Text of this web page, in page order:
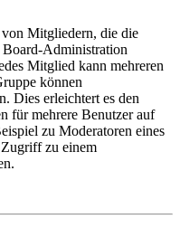
Mitgliedern, die die
Administration
Mitglied kann mehreren
können
Dies erleichtert es den
für mehrere Benutzer auf
zu Moderatoren eines
zu einem